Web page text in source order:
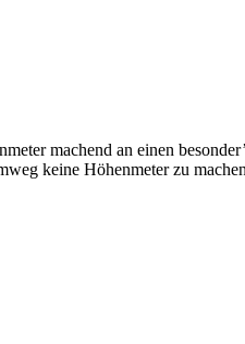
machend an einen
keine Höhenmeter zu